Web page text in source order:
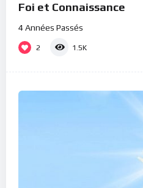
Foi et Connaissance
4 Années Passés
2 1.5K